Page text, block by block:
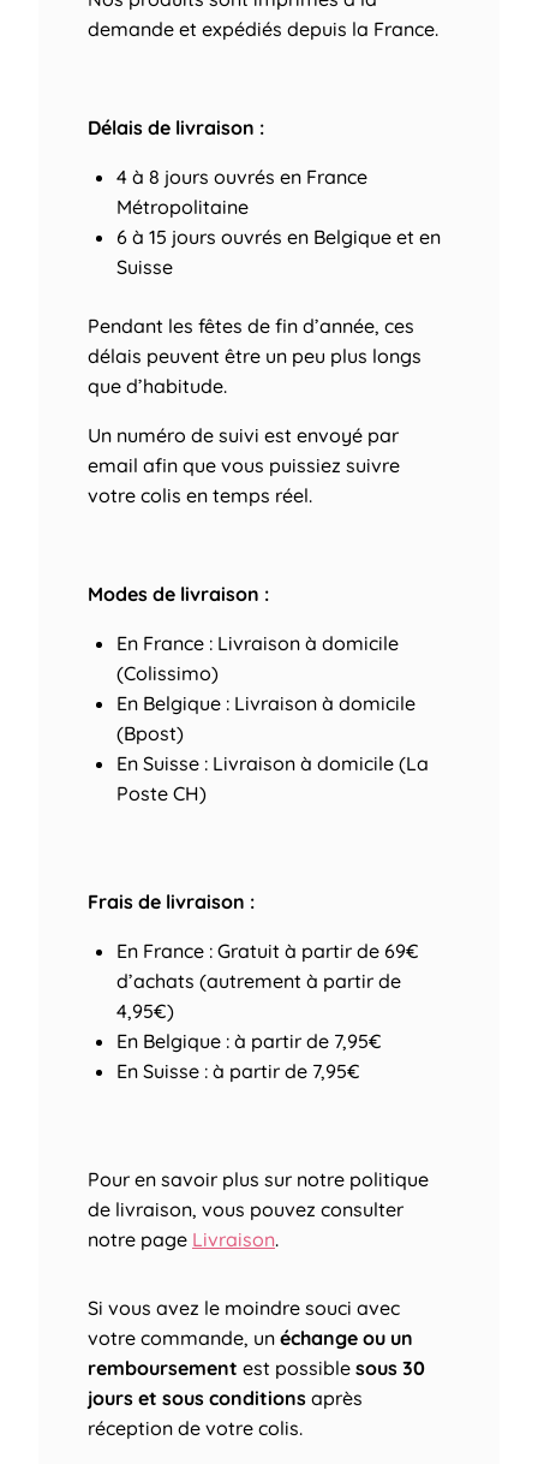
demande et expédiés depuis la France.
Délais de livraison :
4 à 8 jours ouvrés en France
Métropolitaine
6 à 15 jours ouvrés en Belgique et en
Suisse
Pendant les fêtes de fin d’année, ces
délais peuvent être un peu plus longs
que d’habitude.
Un numéro de suivi est envoyé par
email afin que vous puissiez suivre
votre colis en temps réel.
Modes de livraison :
En France : Livraison à domicile
(Colissimo)
En Belgique : Livraison à domicile
(Bpost)
En Suisse : Livraison à domicile (La
Poste CH)
Frais de livraison :
En France : Gratuit à partir de 69€
d’achats (autrement à partir de
4,95€)
En Belgique : à partir de 7,95€
En Suisse : à partir de 7,95€
Pour en savoir plus sur notre politique
de livraison, vous pouvez consulter
notre page Livraison.
Si vous avez le moindre souci avec
votre commande, un échange ou un
remboursement est possible sous 30
jours et sous conditions après
réception de votre colis.